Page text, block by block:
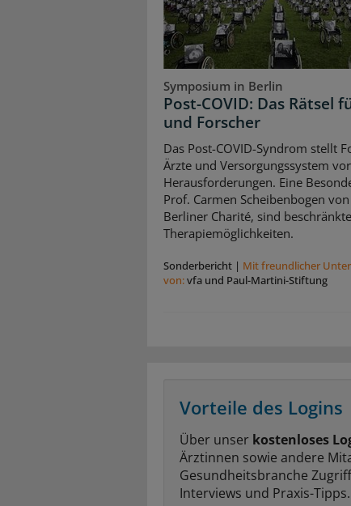
Symposium in Berlin
Post-COVID: Das Rätsel
und Forscher
Das Post-COVID-Syndrom stellt
Ärzte und Versorgungssystem vor
Herausforderungen. Eine
Prof. Carmen Scheibenbogen
Berliner Charité, sind beschränkte
Therapiemöglichkeiten.
Sonderbericht | Mit freundlicher
von:vfa und Paul-Martini-Stiftung
Vorteile des Logins
Über unser kostenloses
Ärztinnen sowie andere
Gesundheitsbranche
Interviews und Praxis-Tipps.